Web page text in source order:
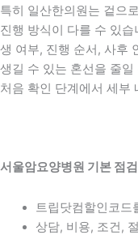
특히 일산한의원는 겉으
진행 방식이 다를 수 있
생 여부, 진행 순서, 사후
생길 수 있는 혼선을 줄
처음 확인 단계에서 세부
서울암요양병원 기본 점
트립닷컴할인코드
상담, 비용, 조건,